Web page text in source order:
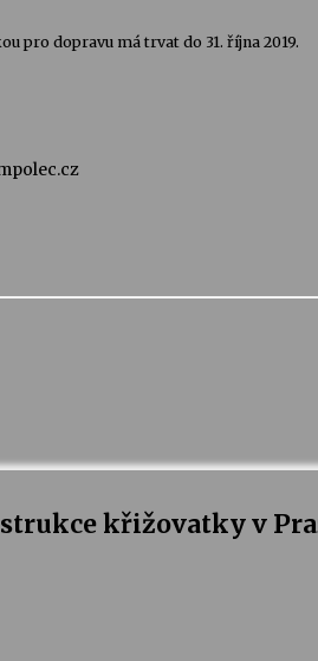
pro dopravu má trvat do 31. října 2019.
křižovatky v